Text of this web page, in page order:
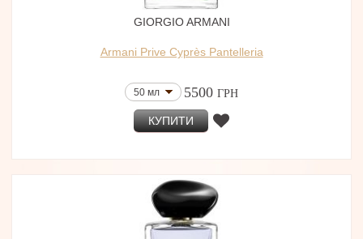
GIORGIO ARMANI
Armani Prive Cyprès Pantelleria
50 мл 5500 ГРН
КУПИТИ